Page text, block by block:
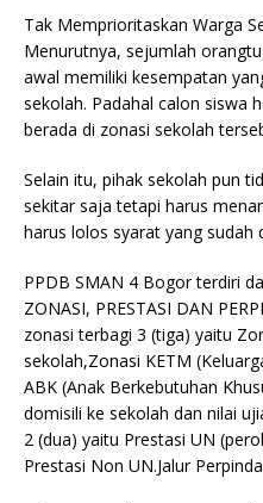
Tak Memprioritaskan Warga
Menurutnya, sejumlah
awal memiliki kesempatan
sekolah. Padahal calon siswa
berada di zonasi sekolah
Selain itu, pihak sekolah pun
sekitar saja tetapi harus
harus lolos syarat yang sudah
PPDB SMAN 4 Bogor terdiri
ZONASI, PRESTASI DAN
zonasi terbagi 3 (tiga) yaitu
sekolah,Zonasi KETM
ABK (Anak Berkebutuhan
domisili ke sekolah dan nilai
2 (dua) yaitu Prestasi UN
Prestasi Non UN.Jalur